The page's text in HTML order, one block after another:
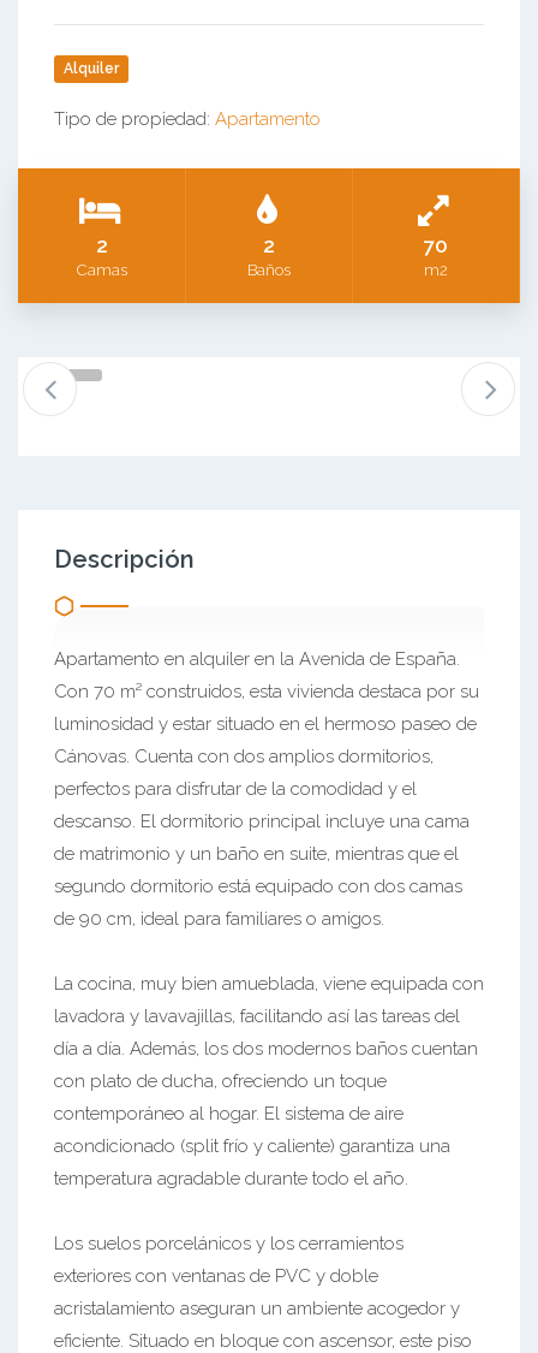
Alquiler
Tipo de propiedad: Apartamento
2
Camas
2
Baños
70
m2
Descripción
Apartamento en alquiler en la Avenida de España.
Con 70 m² construidos, esta vivienda destaca por su
luminosidad y estar situado en el hermoso paseo de
Cánovas. Cuenta con dos amplios dormitorios,
perfectos para disfrutar de la comodidad y el
descanso. El dormitorio principal incluye una cama
de matrimonio y un baño en suite, mientras que el
segundo dormitorio está equipado con dos camas
de 90 cm, ideal para familiares o amigos.
La cocina, muy bien amueblada, viene equipada con
lavadora y lavavajillas, facilitando así las tareas del
día a día. Además, los dos modernos baños cuentan
con plato de ducha, ofreciendo un toque
contemporáneo al hogar. El sistema de aire
acondicionado (split frío y caliente) garantiza una
temperatura agradable durante todo el año.
Los suelos porcelánicos y los cerramientos
exteriores con ventanas de PVC y doble
acristalamiento aseguran un ambiente acogedor y
eficiente. Situado en bloque con ascensor, este piso